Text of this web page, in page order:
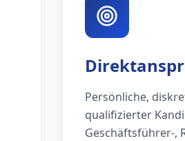
Persönliche,
qualifizierter
Geschäftsführer-,